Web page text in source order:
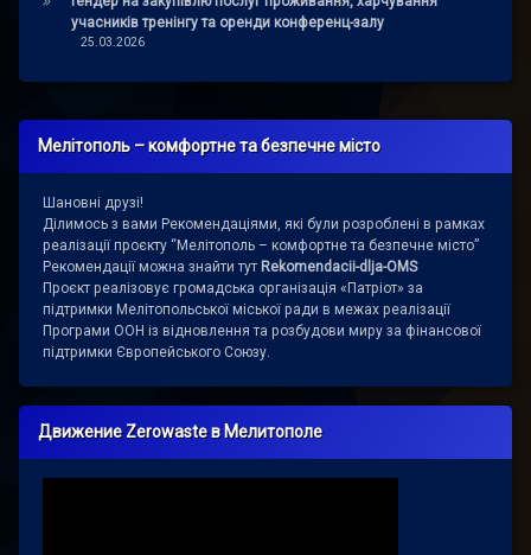
учасників тренінгу та оренди конференц-залу
25.03.2026
Мелітополь – комфортне та безпечне місто
Шановні друзі!
Ділимось з вами Рекомендаціями, які були розроблені в рамках
реалізації проєкту “Мелітополь – комфортне та безпечне місто”
Рекомендації можна знайти тут Rekomendacii-dlja-OMS
Проєкт реалізовує громадська організація «Патріот» за
підтримки Мелітопольської міської ради в межах реалізації
Програми ООН із відновлення та розбудови миру за фінансової
підтримки Європейського Союзу.
Движение Zerowaste в Мелитополе